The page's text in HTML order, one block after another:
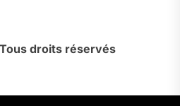
Tous droits réservés